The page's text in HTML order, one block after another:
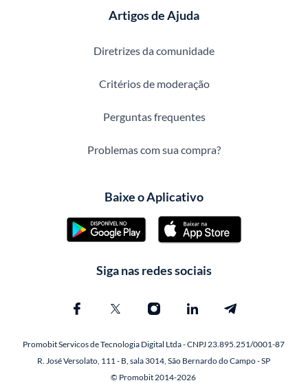
Artigos de Ajuda
Diretrizes da comunidade
Critérios de moderação
Perguntas frequentes
Problemas com sua compra?
Baixe o Aplicativo
Siga nas redes sociais
Promobit Servicos de Tecnologia Digital Ltda - CNPJ 23.895.251/0001-87
R. José Versolato, 111 - B, sala 3014, São Bernardo do Campo - SP
© Promobit 2014-2026